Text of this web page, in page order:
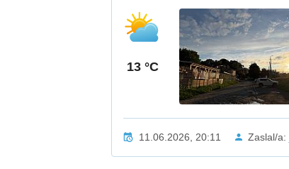
13 °C
11.06.2026, 20:11 Zaslal/a: